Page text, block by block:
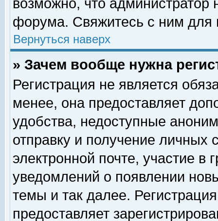
возможно, что
форума. Свяжитесь с ним для
Вернуться наверх
» Зачем вообще нужна
Регистрация не является
менее, она предоставляет
удобства, недоступные
отправку и получение личных
электронной почте, участие в
уведомлений о появлении
темы и так далее.
предоставляет